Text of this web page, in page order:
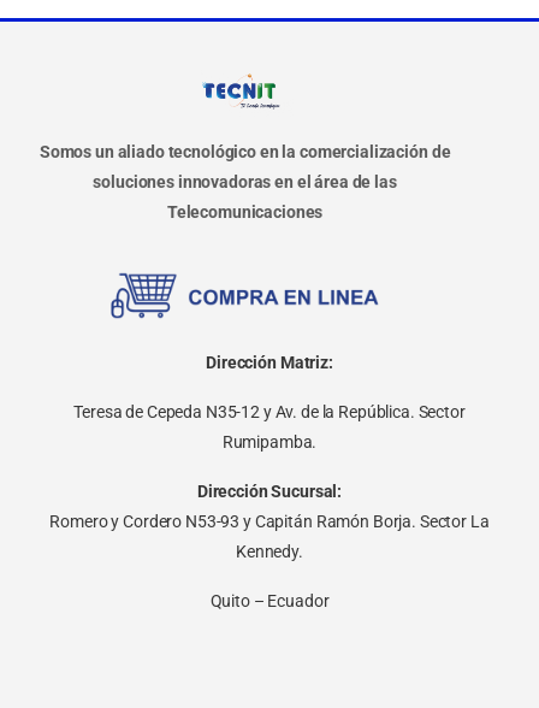
Somos un aliado tecnológico en la comercialización de
soluciones innovadoras en el área de las
Telecomunicaciones
Dirección Matriz:
Teresa de Cepeda N35-12 y Av. de la República. Sector
Rumipamba.
Dirección Sucursal:
Romero y Cordero N53-93 y Capitán Ramón Borja. Sector La
Kennedy.
Quito – Ecuador